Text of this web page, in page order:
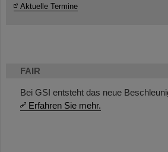
FAIR
Bei GSI entsteht das neue
Erfahren Sie mehr.
Aktuelle Termine